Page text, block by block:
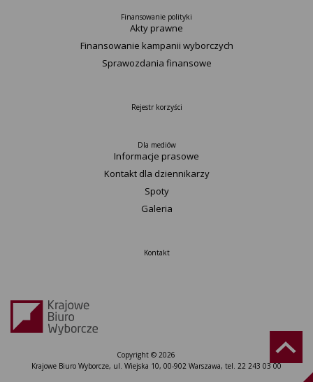
Finansowanie polityki
Akty prawne
Finansowanie kampanii wyborczych
Sprawozdania finansowe
Rejestr korzyści
Dla mediów
Informacje prasowe
Kontakt dla dziennikarzy
Spoty
Galeria
Kontakt
Copyright © 2026
Krajowe Biuro Wyborcze, ul. Wiejska 10, 00-902 Warszawa, tel. 22 243 03 00